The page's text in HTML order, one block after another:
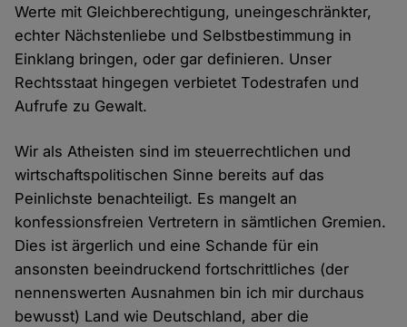
Werte mit Gleichberechtigung, uneingeschränkter,
echter Nächstenliebe und Selbstbestimmung in
Einklang bringen, oder gar definieren. Unser
Rechtsstaat hingegen verbietet Todestrafen und
Aufrufe zu Gewalt.
Wir als Atheisten sind im steuerrechtlichen und
wirtschaftspolitischen Sinne bereits auf das
Peinlichste benachteiligt. Es mangelt an
konfessionsfreien Vertretern in sämtlichen Gremien.
Dies ist ärgerlich und eine Schande für ein
ansonsten beeindruckend fortschrittliches (der
nennenswerten Ausnahmen bin ich mir durchaus
bewusst) Land wie Deutschland, aber die